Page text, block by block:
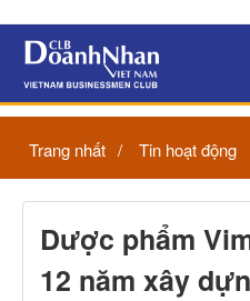
Trang nhất Tin hoạt động
Dược phẩm
12 năm xây